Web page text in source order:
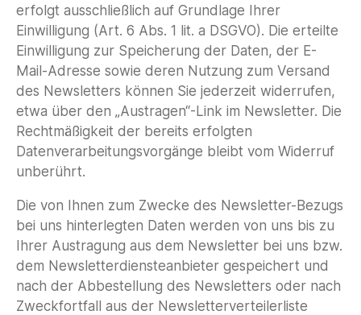
erfolgt ausschließlich auf Grundlage Ihrer
Einwilligung (Art. 6 Abs. 1 lit. a DSGVO). Die erteilte
Einwilligung zur Speicherung der Daten, der E-
Mail-Adresse sowie deren Nutzung zum Versand
des Newsletters können Sie jederzeit widerrufen,
etwa über den „Austragen“-Link im Newsletter. Die
Rechtmäßigkeit der bereits erfolgten
Datenverarbeitungsvorgänge bleibt vom Widerruf
unberührt.
Die von Ihnen zum Zwecke des Newsletter-Bezugs
bei uns hinterlegten Daten werden von uns bis zu
Ihrer Austragung aus dem Newsletter bei uns bzw.
dem Newsletterdiensteanbieter gespeichert und
nach der Abbestellung des Newsletters oder nach
Zweckfortfall aus der Newsletterverteilerliste